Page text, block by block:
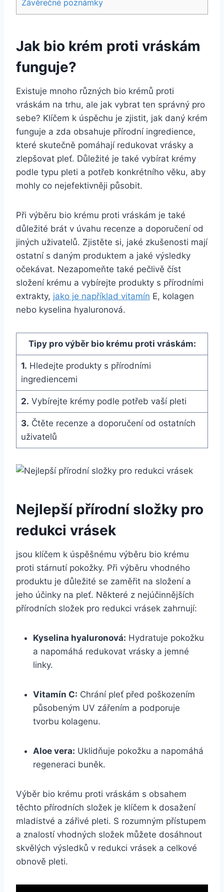
Závěrečné poznámky
Jak bio krém proti vráskám
funguje?
Existuje mnoho různých bio krémů proti⁤
vráskám ⁤na trhu, ale jak⁤ vybrat ten správný pro
sebe? Klíčem k úspěchu je zjistit, jak daný krém
⁤funguje⁢ a zda obsahuje přírodní ingredience,
které skutečně pomáhají redukovat​ vrásky a
zlepšovat pleť. Důležité je také vybírat krémy
podle typu pleti a potřeb konkrétního věku, aby
mohly co nejefektivněji‍ působit.
Při výběru bio krému ‌proti vráskám je také
důležité brát v úvahu recenze a doporučení od
jiných uživatelů. Zjistěte si, jaké zkušenosti ⁣mají
ostatní s daným produktem a jaké výsledky
očekávat. Nezapomeňte také pečlivě číst
složení krému a ⁢vybírejte produkty s přírodními
extrakty, ⁢ jako je například vitamín ⁢E, kolagen
nebo kyselina hyaluronová.
Tipy pro ‍výběr bio⁣ krému proti vráskám:
1. Hledejte produkty s⁢ přírodními
ingrediencemi
2. Vybírejte krémy⁢ podle ​potřeb vaší ⁤pleti
3. Čtěte recenze a ⁣doporučení od ostatních
uživatelů
Nejlepší přírodní složky pro
redukci vrásek
jsou klíčem k úspěšnému⁤ výběru bio krému
⁢proti stárnutí pokožky. Při výběru‍ vhodného
produktu je důležité se zaměřit na složení a
jeho‍ účinky na pleť. Některé z nejúčinnějších ​
přírodních složek pro redukci vrásek zahrnují:
Kyselina hyaluronová: ‌Hydratuje pokožku
a ‍napomáhá redukovat vrásky a‍ jemné
linky.
Vitamín C: Chrání pleť ⁣před poškozením
⁤působeným UV zářením a podporuje‍
tvorbu kolagenu.
Aloe⁢ vera: Uklidňuje pokožku a napomáhá
regeneraci ⁣buněk.
Výběr bio krému proti vráskám s obsahem
těchto přírodních složek je klíčem k dosažení
mladistvé a zářivé ⁣pleti. S⁢ rozumným přístupem
a znalostí vhodných složek můžete dosáhnout
skvělých výsledků v redukci vrásek a celkové
⁢obnově ‍pleti.